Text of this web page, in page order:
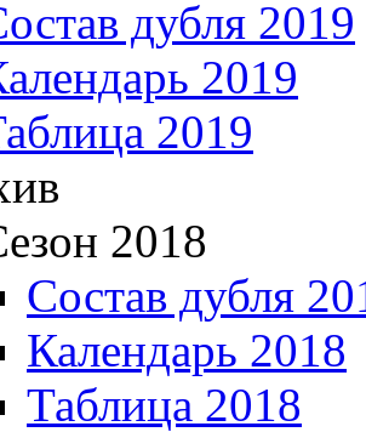
дубля 2019
2019
2019
2018
Состав дубля
Календарь 2018
Таблица 2018